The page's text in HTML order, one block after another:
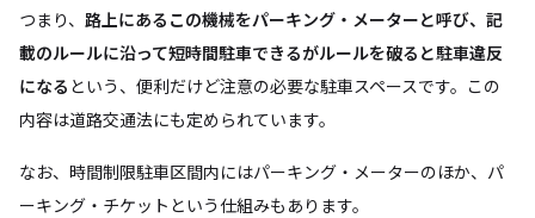
つまり、 路上にあるこの機械をパーキング・メーターと呼び、記
載のルールに沿って短時間駐車できるがルールを破ると駐車違反
になる という、便利だけど注意の必要な駐車スペースです。この
内容は道路交通法にも定められています。
なお、時間制限駐車区間内にはパーキング・メーターのほか、パ
ーキング・チケットという仕組みもあります。